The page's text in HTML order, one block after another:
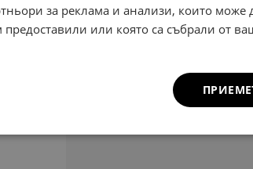
за реклама и анализи, които може
или която са събрали от